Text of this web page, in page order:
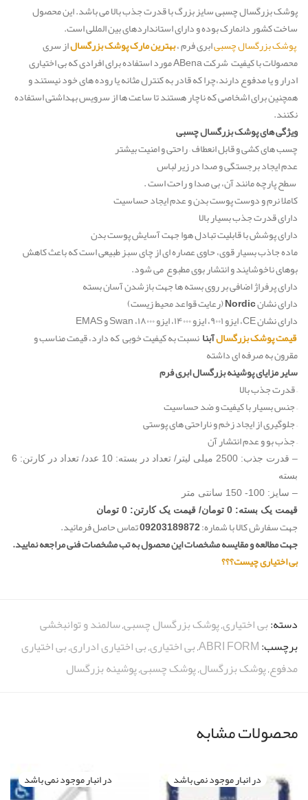
پوشک بزرگسال چسبی سایز بزرگ با قدرت جذب بالا می باشد. این محصول
ساخت کشور دانمارک بوده و دارای استانداردهای بین المللی است.
پوشک بزرگسال چسبیابری فرم ،بهترین مارک پوشک بزرگسالاز سری
محصولات با کیفیت شرکت ABena مورد استفاده برای افرادی که بی اختیاری
ادرار و یا مدفوع دارند،چرا که قادر به کنترل مثانه یا روده های خود نیستند و
همچنین برای اشخاصی که ناچار هستند تا ساعت ها از سرویس بهداشتی استفاده
نکنند.
ویژگی های پوشک بزرگسال چسبی
چسب های کشی و قابل انعطاف – راحتی و امنیت بیشتر
عدم ایجاد برجستگی و صدا در زیر لباس
سطح پارچه مانند آن، بی صدا و راحت است .
کاملا نرم و دوست پوست بدن و عدم ایجاد حساسیت
دارای قدرت جذب بسیار بالا
دارای پوشش با قابلیت تبادل هوا جهت آسایش پوست بدن
ماده جاذب بسیار قوی، حاوی عصاره ای از چای سبز طبیعی است که باعث کاهش
بوهای ناخوشایند و انتشار بوی مطبوع می شود.
دارای پرفراژ اضافی بر روی بسته ها جهت بازشدن آسان بسته
دارای نشانNordic(رعایت قواعد محیط زیست)
دارای نشان CE، ایزو ۹۰۰۱، ایزو ۱۴۰۰۰، ایزو ۱۸۰۰۰، Swan و EMAS
قیمت پوشک بزرگسالآبنانسبت به کیفیت خوبی که دارد، قیمت مناسب و
مقرون به صرفه ای داشته
سایر مزایای پوشینه بزرگسال ابری فرم
– قدرت جذب بالا
– جنس بسیار با کیفیت و ضد حساسیت
– جلوگیری از ایجاد زخم و ناراحتی های پوستی
– جذب بو و عدم انتشار آن
– قدرت جذب: 2500 میلی لیتر/ تعداد در بسته: 10 عدد/ تعداد در کارتن: 6
بسته
– سایز: 100- 150 سانتی متر
قیمت یک بسته: 0 تومان/ قیمت یک کارتن: 0 تومان
جهت سفارش کالا با شماره:09203189872تماس حاصل فرمائید.
جهت مطالعه و مقایسه مشخصات این محصول به تب مشخصات فنی مراجعه نمایید.
بی اختیاری چیست؟؟؟
دسته:بی اختیاری,پوشک بزرگسال چسبی,سالمند و توانبخشی
برچسب:ABRI FORM
,بی اختیاری,بی اختیاری ادراری,بی اختیاری
مدفوع,پوشک بزرگسال,پوشک چسبی,پوشینه بزرگسال
محصولات مشابه